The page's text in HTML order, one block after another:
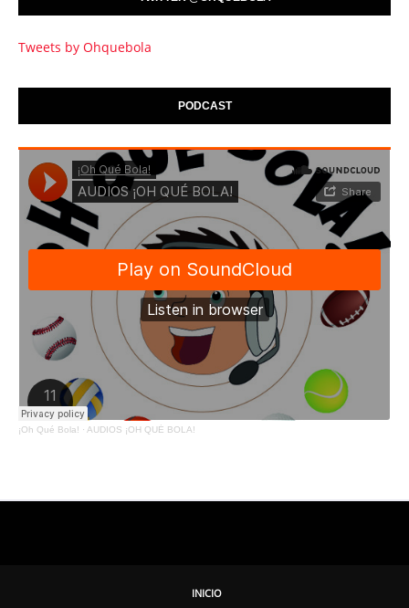
Tweets by Ohquebola
PODCAST
¡Oh Qué Bola! · AUDIOS ¡OH QUÉ BOLA!
INICIO